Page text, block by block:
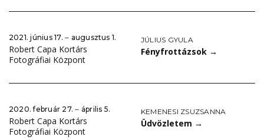
2021. június 17. ‒ augusztus 1.
Robert Capa Kortárs
Fotográfiai Központ
JÚLIUS GYULA
Fényfrottázsok →
2020. február 27. ‒ április 5.
Robert Capa Kortárs
Fotográfiai Központ
KEMENESI ZSUZSANNA
Üdvözletem →